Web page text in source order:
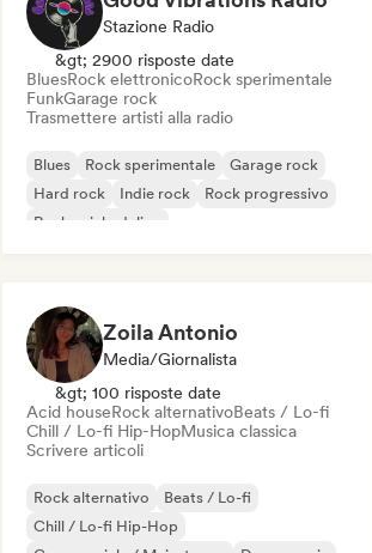
Stazione Radio
&gt; 2900 risposte date
BluesRock elettronicoRock sperimentale
FunkGarage rock
Trasmettere artisti alla radio
Blues Rock sperimentale
Garage rock
Hard rock
Indie rock
Rock progressivo
Rock psichedelico
Zoila Antonio
Media/Giornalista
&gt; 100 risposte date
Acid houseRock alternativoBeats / Lo-fi
Chill / Lo-fi Hip-HopMusica classica
Scrivere articoli
Rock alternativo
Beats / Lo-fi
Chill / Lo-fi Hip-Hop